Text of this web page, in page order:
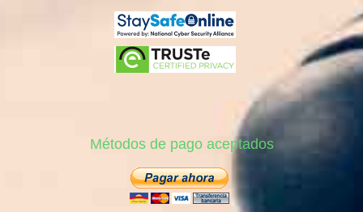
Métodos de pago aceptados